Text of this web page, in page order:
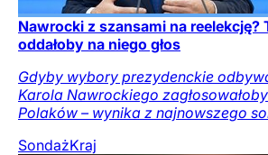
Nawrocki z szansami na reelekcję?
oddałoby na niego głos
Gdyby wybory prezydenckie
Karola Nawrockiego
Polaków – wynika z najnowszego
SondażKraj